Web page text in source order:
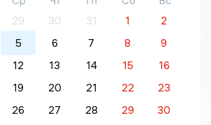
29 30 31 1
2
5 6 7 8
9
12 13 14 15
16
19 20 21 22
23
26 27 28 29
30